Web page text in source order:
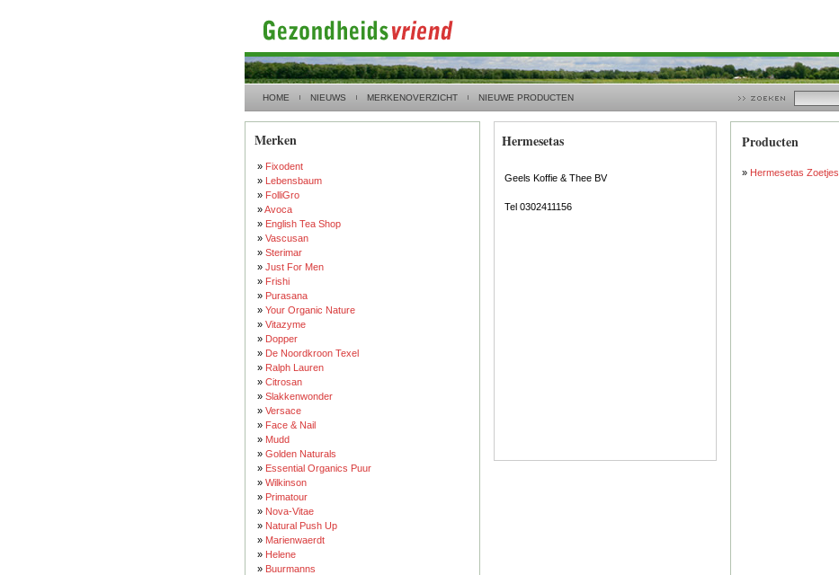
HOME NIEUWS MERKENOVERZICHT NIEUWE PRODUCTEN
Merken
» Fixodent
» Lebensbaum
» FolliGro
»Avoca
» English Tea Shop
» Vascusan
» Sterimar
» Just For Men
» Frishi
» Purasana
» Your Organic Nature
» Vitazyme
» Dopper
» De Noordkroon Texel
» Ralph Lauren
» Citrosan
» Slakkenwonder
» Versace
» Face & Nail
» Mudd
» Golden Naturals
» Essential Organics Puur
» Wilkinson
» Primatour
» Nova-Vitae
» Natural Push Up
» Marienwaerdt
» Helene
» Buurmanns
Hermesetas
Geels Koffie & Thee BV
Tel 0302411156
Producten
» Hermesetas Zoetjes